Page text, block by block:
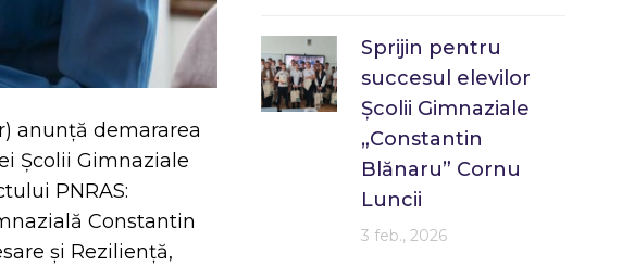
anunță demararea
Școlii Gimnaziale
PNRAS:
Constantin
și Reziliență,
Sprijin pentru
succesul elevilor
Școlii Gimnaziale
„Constantin
Blănaru” Cornu
Luncii
3 feb., 2026